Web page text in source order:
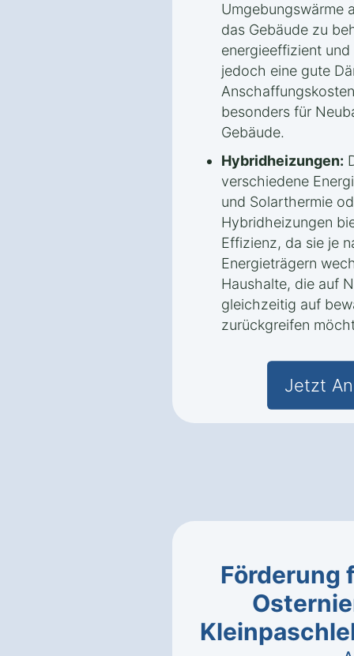
Umgebungswärme
das Gebäude zu
energieeffizient
jedoch eine gute
besonders für
Gebäude.
Hybridheizungen:
verschiedene
und Solarthermie
Hybridheizungen
Effizienz, da sie je
Energieträgern
Haushalte, die auf
gleichzeitig auf
zurückgreifen
Jetzt
Förderung